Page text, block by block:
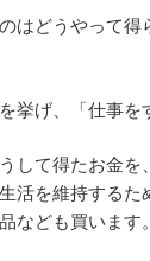
はどうやって得
挙げ、「仕事を
して得たお金を
活を維持するた
なども買います。